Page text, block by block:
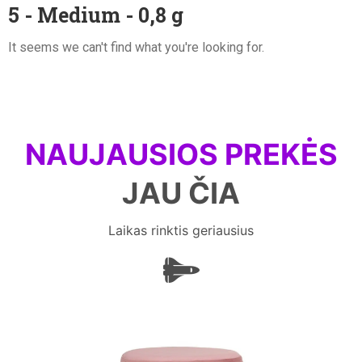
5 - Medium - 0,8 g
It seems we can't find what you're looking for.
NAUJAUSIOS PREKĖS
JAU ČIA
Laikas rinktis geriausius